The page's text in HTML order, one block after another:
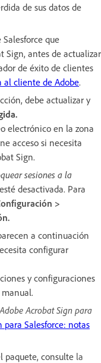
de sus datos de
que
Sign, antes de actualizar
de éxito de clientes
al cliente de Adobe.
debe actualizar y
electrónico en la zona
acceso si necesita
Sign.
sesiones a la
desactivada. Para
>
a continuación
configurar
y configuraciones
Adobe Acrobat Sign para
para Salesforce: notas
paquete, consulte la